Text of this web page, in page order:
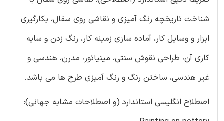
شناخت تاریخچه رنگ آمیزی و نقاشی روی سفال، بکارگیری
ابزار و وسایل کار، آماده سازی زمینه کار، رنگ زدن و سایه
کاری آن، طراحی نقوش سنتی، مینیاتور، مدرن، هندسی و
غیر هندسی، ساختن رنگ و رنگ آمیزی طرح ها می باشد.
اصطلاح انگلیسی استاندارد (و اصطلاحات مشابه جهانی):